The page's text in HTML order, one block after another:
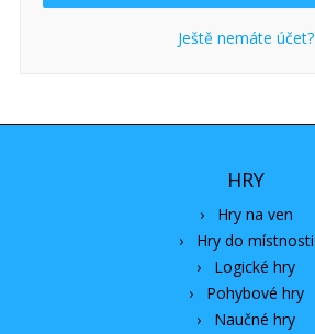
Ještě nemáte účet?
HRY
› Hry na ven
› Hry do místnosti
› Logické hry
› Pohybové hry
› Naučné hry